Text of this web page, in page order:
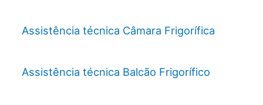
Assistência técnica Câmara Frigorífica
Assistência técnica Balcão Frigorífico